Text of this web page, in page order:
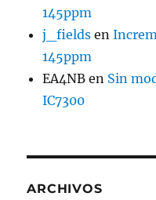
145ppm
j_fields en
145ppm
EA4NB en Sin
IC7300
ARCHIVOS